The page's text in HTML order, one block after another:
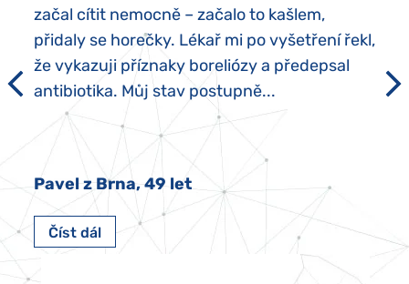
začal cítit nemocně – začalo to kašlem,
přidaly se horečky. Lékař mi po vyšetření řekl,
že vykazuji příznaky boreliózy a předepsal
antibiotika. Můj stav postupně...
Pavel z Brna, 49 let
Číst dál